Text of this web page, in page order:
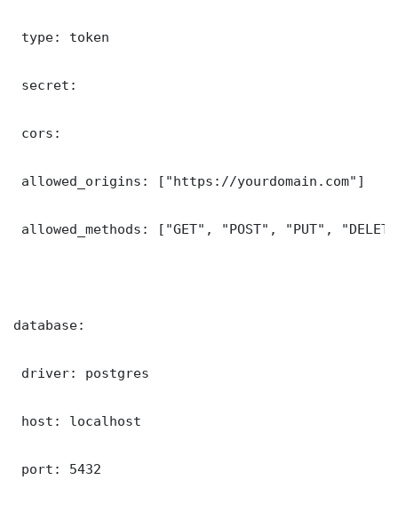
type: token
secret:
cors:
allowed_origins: ["https://yourdomain.com"]
allowed_methods: ["GET", "POST", "PUT",
database:
driver: postgres
host: localhost
port: 5432